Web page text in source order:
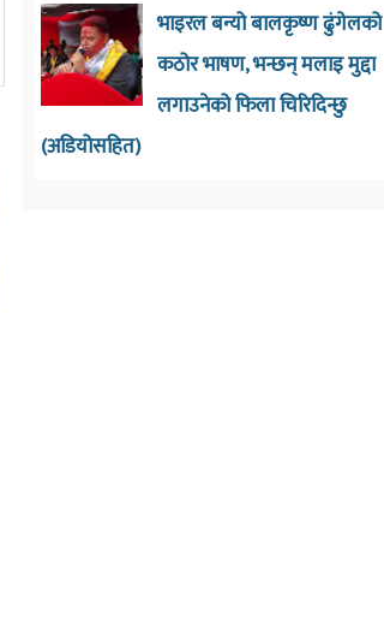
भाइरल बन्यो बालकृष्ण ढुंगेलको
कठोर भाषण, भन्छन् मलाइ मुद्दा
लगाउनेको फिला चिरिदिन्छु
(अडियोसहित)